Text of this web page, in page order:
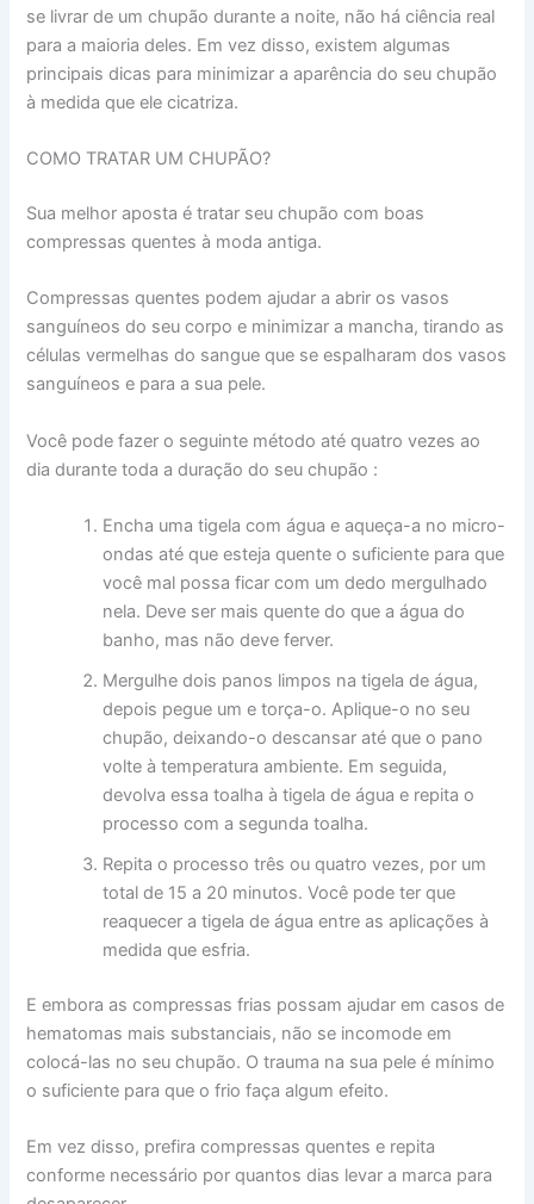
se livrar de um chupão durante a noite, não há ciência real
para a maioria deles. Em vez disso, existem algumas
principais dicas para minimizar a aparência do seu chupão
à medida que ele cicatriza.
COMO TRATAR UM CHUPÃO?
Sua melhor aposta é tratar seu chupão com boas
compressas quentes à moda antiga.
Compressas quentes podem ajudar a abrir os vasos
sanguíneos do seu corpo e minimizar a mancha, tirando as
células vermelhas do sangue que se espalharam dos vasos
sanguíneos e para a sua pele.
Você pode fazer o seguinte método até quatro vezes ao
dia durante toda a duração do seu chupão :
Encha uma tigela com água e aqueça-a no micro-
ondas até que esteja quente o suficiente para que
você mal possa ficar com um dedo mergulhado
nela. Deve ser mais quente do que a água do
banho, mas não deve ferver.
Mergulhe dois panos limpos na tigela de água,
depois pegue um e torça-o. Aplique-o no seu
chupão, deixando-o descansar até que o pano
volte à temperatura ambiente. Em seguida,
devolva essa toalha à tigela de água e repita o
processo com a segunda toalha.
Repita o processo três ou quatro vezes, por um
total de 15 a 20 minutos. Você pode ter que
reaquecer a tigela de água entre as aplicações à
medida que esfria.
E embora as compressas frias possam ajudar em casos de
hematomas mais substanciais, não se incomode em
colocá-las no seu chupão. O trauma na sua pele é mínimo
o suficiente para que o frio faça algum efeito.
Em vez disso, prefira compressas quentes e repita
conforme necessário por quantos dias levar a marca para